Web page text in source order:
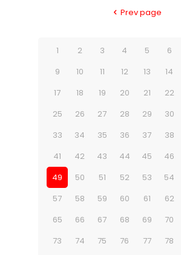
Prev page
1 2 3 4 5 6
9
10 11 12 13 14
17
18 19 20 21 22
25
26 27 28 29 30
33
34 35 36 37 38
41
42 43 44 45 46
49
50 51 52 53 54
57
58 59 60 61 62
65
66 67 68 69 70
73
74 75 76 77 78